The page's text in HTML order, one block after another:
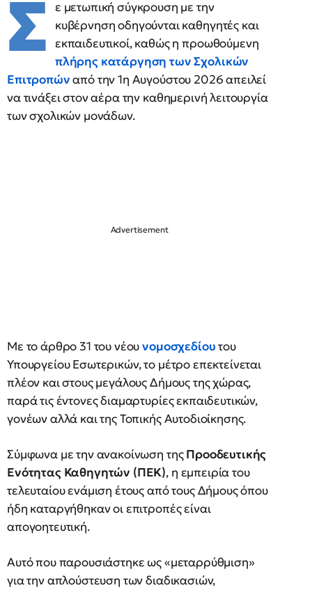
Σ ε μετωπική σύγκρουση με την
κυβέρνηση οδηγούνται καθηγητές και
εκπαιδευτικοί, καθώς η προωθούμενη
πλήρης κατάργηση των Σχολικών
Επιτροπώναπό την 1η Αυγούστου 2026 απειλεί
να τινάξει στον αέρα την καθημερινή λειτουργία
των σχολικών μονάδων.
Με το άρθρο 31 του νέουνομοσχεδίουτου
Υπουργείου Εσωτερικών, το μέτρο επεκτείνεται
πλέον και στους μεγάλους Δήμους της χώρας,
παρά τις έντονες διαμαρτυρίες εκπαιδευτικών,
γονέων αλλά και της Τοπικής Αυτοδιοίκησης.
Σύμφωνα με την ανακοίνωση τηςΠροοδευτικής
Ενότητας Καθηγητών (ΠΕΚ), η εμπειρία του
τελευταίου ενάμιση έτους από τους Δήμους όπου
ήδη καταργήθηκαν οι επιτροπές είναι
απογοητευτική.
Αυτό που παρουσιάστηκε ως «μεταρρύθμιση»
για την απλούστευση των διαδικασιών,